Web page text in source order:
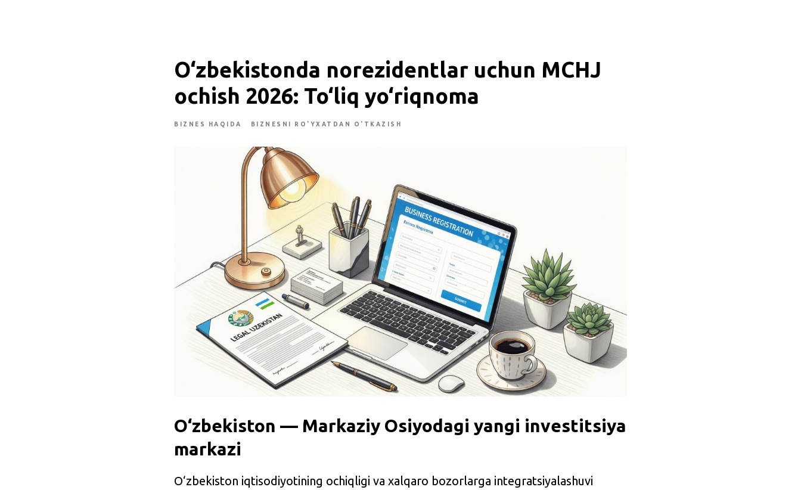
O‘zbekistonda norezidentlar uchun MCHJ
ochish 2026: To‘liq yo‘riqnoma
BIZNES HAQIDA BIZNESNI RO'YXATDAN O'TKAZISH
O‘zbekiston — Markaziy Osiyodagi yangi investitsiya
markazi
O‘zbekiston iqtisodiyotining ochiqligi va xalqaro bozorlarga integratsiyalashuvi